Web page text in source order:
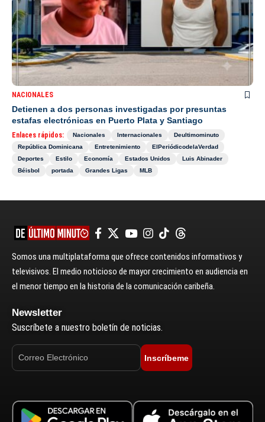
NACIONALES
Detienen a dos personas investigadas por presuntas
estafas electrónicas en Puerto Plata y Santiago
Enlaces rápidos: Nacionales Internacionales
Deultimominuto
República Dominicana
Entretenimiento
ElPeriódicodelaVerdad
Deportes
Estilo Economía Estados Unidos
Luis Abinader
Béisbol
portada Grandes Ligas MLB
Somos una multiplataforma que ofrece contenidos informativos y
televisivos. El medio noticioso de mayor crecimiento en audiencia en
el menor tiempo en la historia de la comunicación caribeña.
Newsletter
Suscríbete a nuestro boletín de noticias.
Inscríbeme